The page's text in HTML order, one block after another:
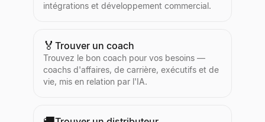
intégrations et développement commercial.
🏅 Trouver un coach
Trouvez le bon coach pour vos besoins —
coachs d'affaires, de carrière, exécutifs et de
vie, mis en relation par l'IA.